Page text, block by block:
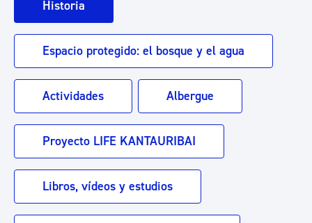
Historia
Espacio protegido: el bosque y el agua
Actividades Albergue
Proyecto LIFE KANTAURIBAI
Libros, vídeos y estudios